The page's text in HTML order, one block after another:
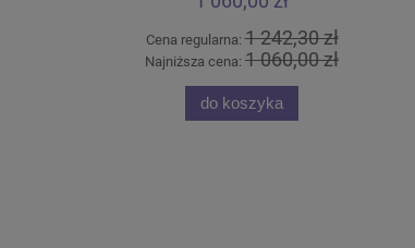
Cena regularna:1 242,30 zł
Najniższa cena: 1 060,00 zł
do koszyka